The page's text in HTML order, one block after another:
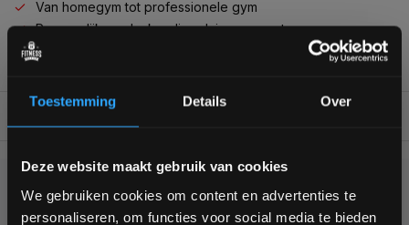
Toestemming Details Over
Deze website maakt gebruik van cookies
We gebruiken cookies om content en advertenties te
personaliseren, om functies voor social media te bieden
Van homegym tot professionele gym
Persoonlijk en deskundig advies op maat
Complete gym inrichting mogelijk
KUNNEN WE HELPEN?
Bam! 5% korting op je volgende